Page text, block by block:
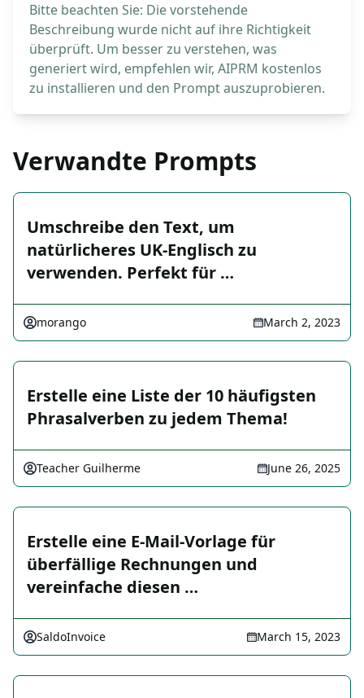
Bitte beachten Sie: Die vorstehende
Beschreibung wurde nicht auf ihre Richtigkeit
überprüft. Um besser zu verstehen, was
generiert wird, empfehlen wir, AIPRM kostenlos
zu installieren und den Prompt auszuprobieren.
Verwandte Prompts
Umschreibe den Text, um
natürlicheres UK-Englisch zu
verwenden. Perfekt für …
morango March 2, 2023
Erstelle eine Liste der 10 häufigsten
Phrasalverben zu jedem Thema!
Teacher Guilherme June 26, 2025
Erstelle eine E-Mail-Vorlage für
überfällige Rechnungen und
vereinfache diesen …
SaldoInvoice March 15, 2023